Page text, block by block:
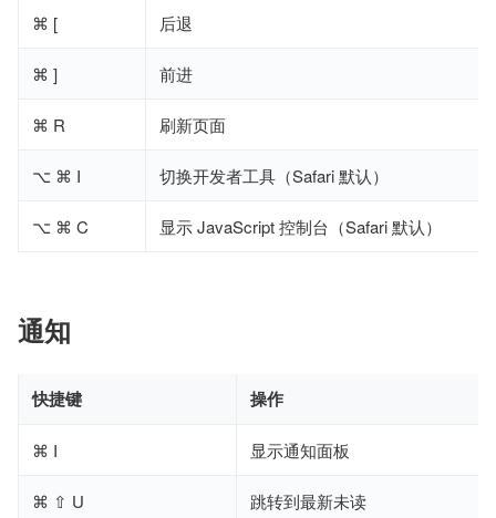
⌘ [ 后退
⌘ ] 前进
⌘ R 刷新页面
⌥ ⌘ I 切换开发者工具（Safari 默认）
⌥ ⌘ C 显示 JavaScript 控制台（Safari 默认）
通知
快捷键 操作
⌘ I 显示通知面板
⌘ ⇧ U 跳转到最新未读